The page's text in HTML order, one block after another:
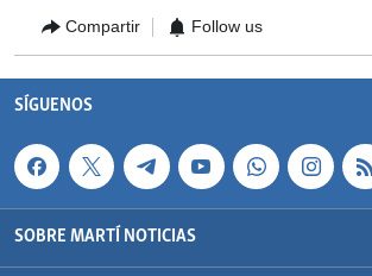
Compartir Follow us
SÍGUENOS
SOBRE MARTÍ NOTICIAS